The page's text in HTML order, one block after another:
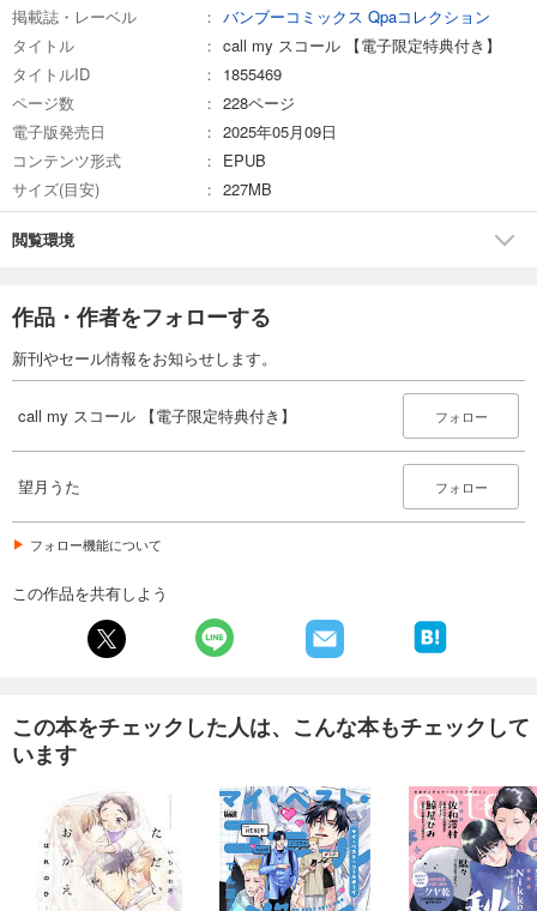
掲載誌・レーベル
バンブーコミックス Qpaコレクション
タイトル
call my スコール 【電子限定特典付き】
タイトルID
1855469
ページ数
228ページ
電子版発売日
2025年05月09日
コンテンツ形式
EPUB
サイズ(目安)
227MB
閲覧環境
作品・作者をフォローする
新刊やセール情報をお知らせします。
call my スコール 【電子限定特典付き】 フォロー
望月うた フォロー
フォロー機能について
この作品を共有しよう
この本をチェックした人は、こんな本もチェックして
います